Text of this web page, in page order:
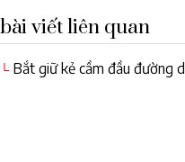
bài viết liên quan
└ Bắt giữ kẻ cầm đầu đường